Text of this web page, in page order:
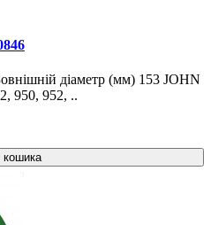
діаметр (мм) 153 JOHN
950, 952, ..